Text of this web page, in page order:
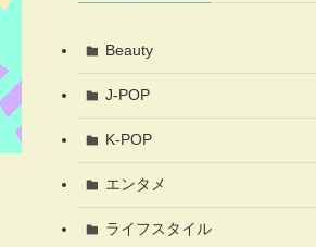
Beauty
J-POP
K-POP
エンタメ
ライフスタイル